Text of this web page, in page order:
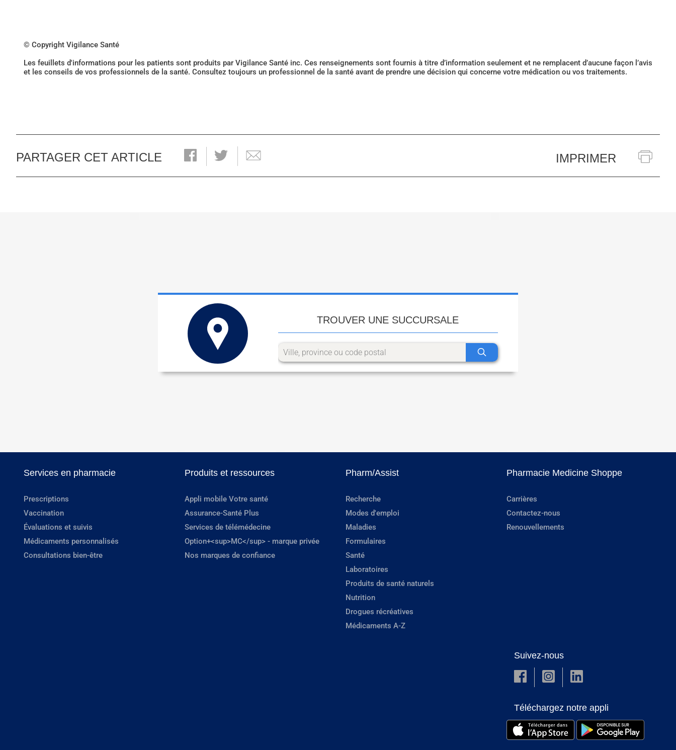
© Copyright Vigilance Santé
Les feuillets d'informations pour les patients sont produits par Vigilance Santé inc. Ces renseignements sont fournis à titre d’information seulement et ne remplacent d’aucune façon l’avis
et les conseils de vos professionnels de la santé. Consultez toujours un professionnel de la santé avant de prendre une décision qui concerne votre médication ou vos traitements.
PARTAGER CET ARTICLE IMPRIMER
TROUVER UNE SUCCURSALE
Services en pharmacie
Prescriptions
Vaccination
Évaluations et suivis
Médicaments personnalisés
Consultations bien-être
Produits et ressources
Appli mobile Votre santé
Assurance-Santé Plus
Services de télémédecine
Option+<sup>MC</sup> - marque privée
Nos marques de confiance
Pharm/Assist
Recherche
Modes d'emploi
Maladies
Formulaires
Santé
Laboratoires
Produits de santé naturels
Nutrition
Drogues récréatives
Médicaments A-Z
Pharmacie Medicine Shoppe
Carrières
Contactez-nous
Renouvellements
Suivez-nous
Téléchargez notre appli